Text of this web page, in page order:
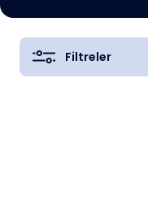
Filtreler